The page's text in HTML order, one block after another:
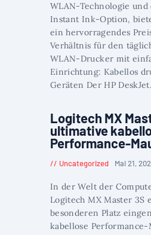
WLAN-Technologie
Instant Ink-Option,
ein hervorragendes
Verhältnis für den
WLAN-Drucker mit
Einrichtung: Kabellos
Geräten Der HP
Logitech MX
ultimative
Performance-
Uncategorized Mai 21,
In der Welt der
Logitech MX Master 3S
besonderen Platz
kabellose